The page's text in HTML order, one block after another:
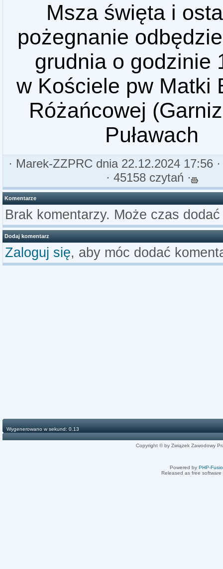
Msza święta i
pożegnanie
grudnia o godzinie
w Kościele pw Matki
Różańcowej
Puławach
· Marek-ZZPRC dnia 22.12.2024 17:56
· 45158 czytań ·
Komentarze
Brak komentarzy. Może czas
Dodaj komentarz
Zaloguj się, aby móc dodać
Wygenerowano w sekund: 0.13
Copyright © by Związek Zawodowy
Powered by PHP-
Released as free